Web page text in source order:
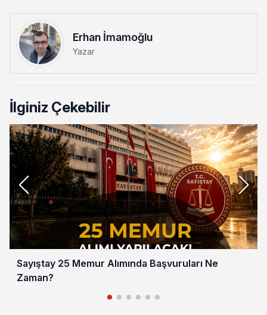
Erhan İmamoğlu
Yazar
İlginiz Çekebilir
Sayıştay 25 Memur Alımında Başvuruları Ne
Zaman?